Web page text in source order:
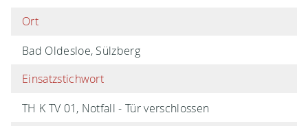
Ort
Bad Oldesloe, Sülzberg
Einsatzstichwort
TH K TV 01, Notfall - Tür verschlossen